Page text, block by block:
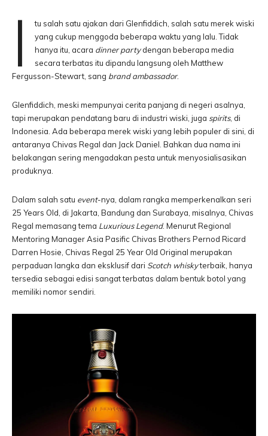
I
tu salah satu ajakan dari Glenfiddich, salah satu merek wiski
yang cukup menggoda beberapa waktu yang lalu. Tidak
hanya itu, acara dinner partydengan beberapa media
secara terbatas itu dipandu langsung oleh Matthew
Fergusson-Stewart, sang brand ambassador.
Glenfiddich, meski mempunyai cerita panjang di negeri asalnya,
tapi merupakan pendatang baru di industri wiski, juga spirits, di
Indonesia. Ada beberapa merek wiski yang lebih populer di sini, di
antaranya Chivas Regal dan Jack Daniel. Bahkan dua nama ini
belakangan sering mengadakan pesta untuk menyosialisasikan
produknya.
Dalam salah satu event-nya, dalam rangka memperkenalkan seri
25 Years Old, di Jakarta, Bandung dan Surabaya, misalnya, Chivas
Regal memasang tema Luxurious Legend. Menurut Regional
Mentoring Manager Asia Pasific Chivas Brothers Pernod Ricard
Darren Hosie, Chivas Regal 25 Year Old Original merupakan
perpaduan langka dan eksklusif dari Scotch whiskyterbaik, hanya
tersedia sebagai edisi sangat terbatas dalam bentuk botol yang
memiliki nomor sendiri.